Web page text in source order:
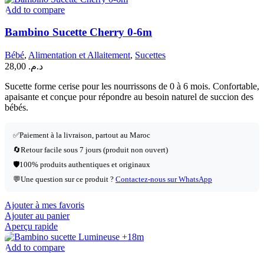
Add to compare
Bambino Sucette Cherry 0-6m
Bébé, Alimentation et Allaitement, Sucettes
د.م.
Sucette forme cerise pour les nourrissons de 0 à 6 mois. Confortable,
apaisante et conçue pour répondre au besoin naturel de succion des
bébés.
✅Paiement à la livraison, partout au Maroc
🔄Retour facile sous 7 jours (produit non ouvert)
🛡️100% produits authentiques et originaux
💬Une question sur ce produit ? Contactez-nous sur WhatsApp
Ajouter à mes favoris
Ajouter au panier
Aperçu rapide
Add to compare